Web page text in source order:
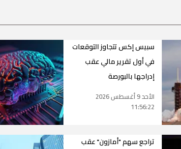
سبيس إكس تتجاوز التوقعات
في أول تقرير مالي عقب
إدراجها بالبورصة
الأحد 9 أغسطس 2026
11:56:22
تراجع سهم "أمازون" عقب